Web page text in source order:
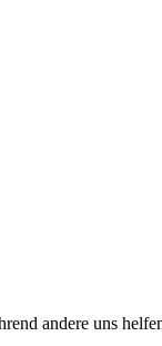
andere uns